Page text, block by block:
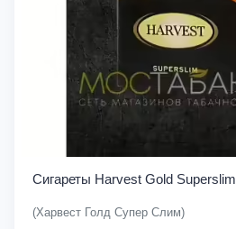
Сигареты Harvest Gold Superslim
(Харвест Голд Супер Слим)